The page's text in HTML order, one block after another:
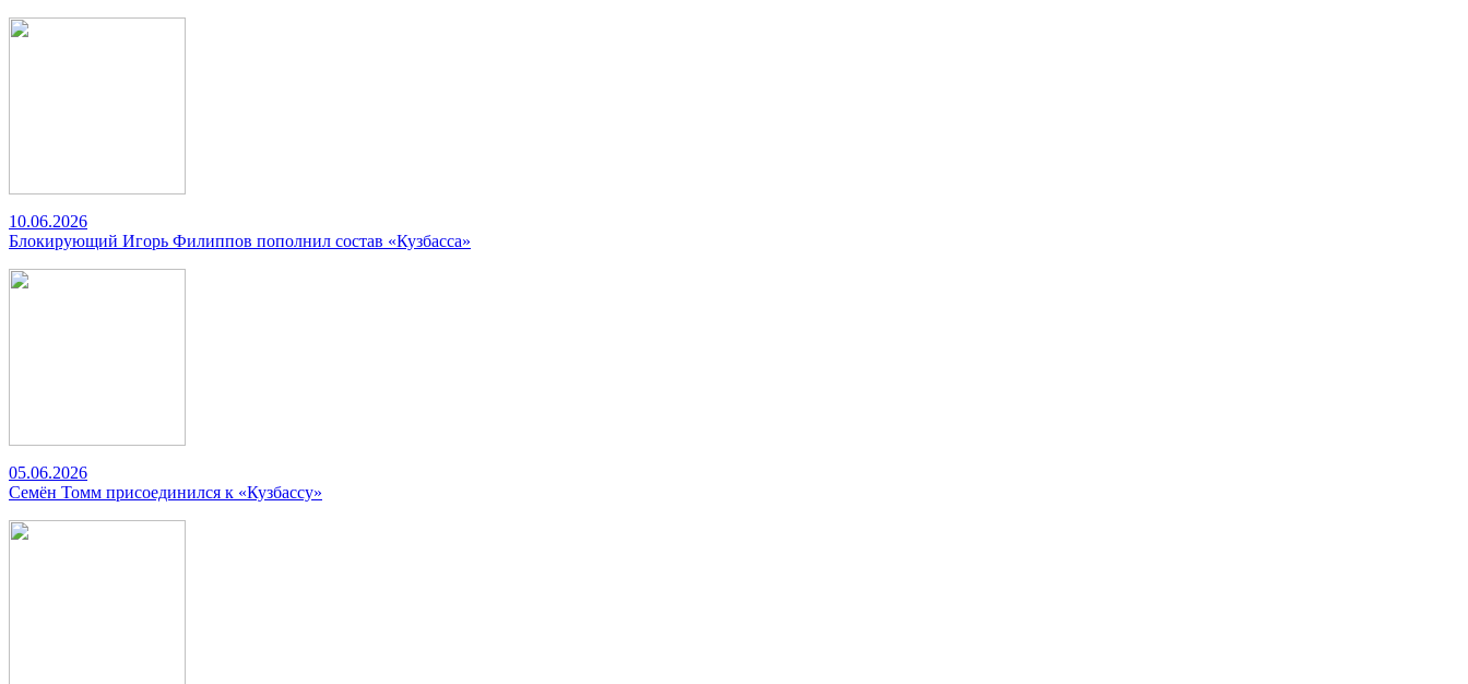
10.06.2026
Блокирующий Игорь Филиппов пополнил состав «Кузбасса»
05.06.2026
Семён Томм присоединился к «Кузбассу»